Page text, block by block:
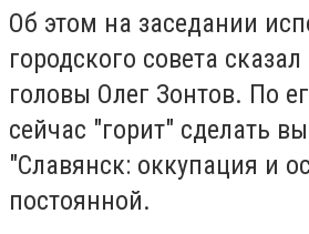
Об этом на заседании
городского совета
головы Олег Зонтов. По
сейчас "горит" сделать
"Славянск: оккупация и
постоянной.